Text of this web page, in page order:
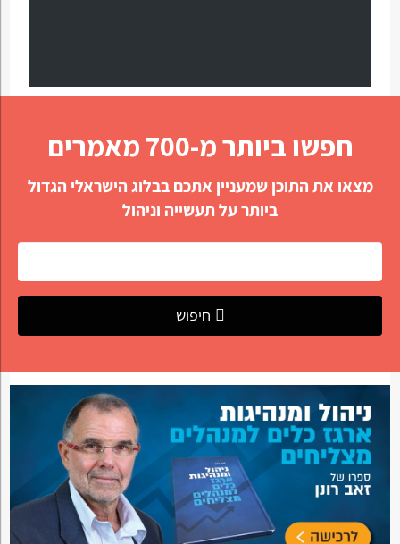
חפשו ביותר מ-700 מאמרים
מצאו את התוכן שמעניין אתכם בבלוג הישראלי הגדול
ביותר על תעשייה וניהול
חיפוש